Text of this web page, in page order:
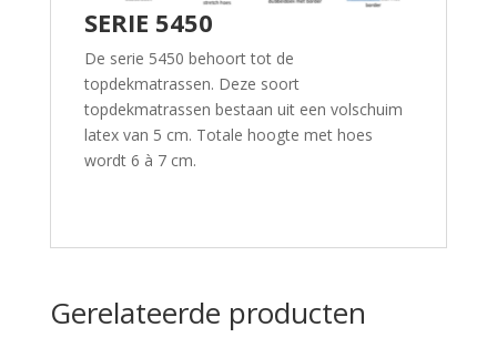
SERIE 5450
De serie 5450 behoort tot de
topdekmatrassen. Deze soort
topdekmatrassen bestaan uit een volschuim
latex van 5 cm. Totale hoogte met hoes
wordt 6 à 7 cm.
Gerelateerde producten